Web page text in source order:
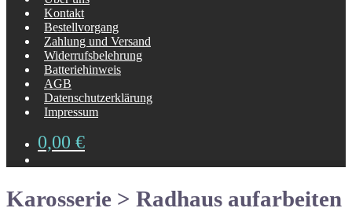
Kontakt
Bestellvorgang
Zahlung und Versand
Widerrufsbelehrung
Batteriehinweis
AGB
Datenschutzerklärung
Impressum
0,00 €
Karosserie > Radhaus aufarbeiten